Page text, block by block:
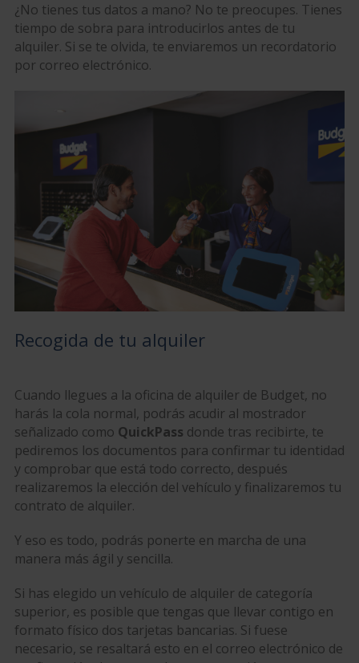
¿No tienes tus datos a mano? No te preocupes. Tienes
tiempo de sobra para introducirlos antes de tu
alquiler. Si se te olvida, te enviaremos un recordatorio
por correo electrónico.
Recogida de tu alquiler
Cuando llegues a la oficina de alquiler de Budget, no
harás la cola normal, podrás acudir al mostrador
señalizado como QuickPass donde tras recibirte, te
pediremos los documentos para confirmar tu identidad
y comprobar que está todo correcto, después
realizaremos la elección del vehículo y finalizaremos tu
contrato de alquiler.
Y eso es todo, podrás ponerte en marcha de una
manera más ágil y sencilla.
Si has elegido un vehículo de alquiler de categoría
superior, es posible que tengas que llevar contigo en
formato físico dos tarjetas bancarias. Si fuese
necesario, se resaltará esto en el correo electrónico de